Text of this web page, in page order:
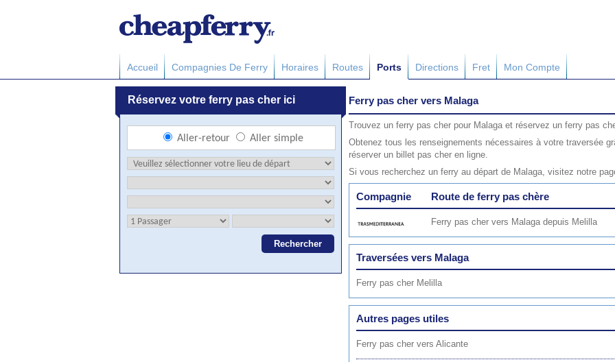
Accueil Compagnies De Ferry Horaires Routes Ports Directions Fret Mon Compte
Ferry pas cher vers Malaga
Trouvez un ferry pas cher pour Malaga et réservez un ferry pas
Obtenez tous les renseignements nécessaires à votre traversée
réserver un billet pas cher en ligne.
Si vous recherchez un ferry au départ de Malaga, visitez notre
Compagnie Route de ferry pas chère
Ferry pas cher vers Malaga depuis Melilla
Traversées vers Malaga
Ferry pas cher Melilla
Autres pages utiles
Ferry pas cher vers Alicante